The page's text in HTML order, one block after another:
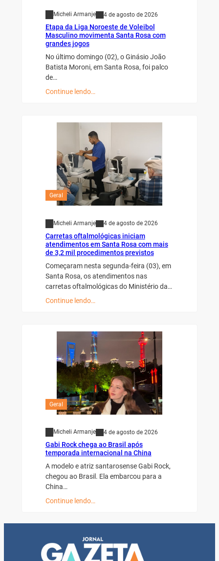
Micheli Armanje 4 de agosto de 2026
Etapa da Liga Noroeste de Voleibol
Masculino movimenta Santa Rosa com
grandes jogos
No último domingo (02), o Ginásio João
Batista Moroni, em Santa Rosa, foi palco
de…
Continue lendo…
Geral
Micheli Armanje 4 de agosto de 2026
Carretas oftalmológicas iniciam
atendimentos em Santa Rosa com mais
de 3,2 mil procedimentos previstos
Começaram nesta segunda-feira (03), em
Santa Rosa, os atendimentos nas
carretas oftalmológicas do Ministério da…
Continue lendo…
Geral
Micheli Armanje 4 de agosto de 2026
Gabi Rock chega ao Brasil após
temporada internacional na China
A modelo e atriz santarosense Gabi Rock,
chegou ao Brasil. Ela embarcou para a
China…
Continue lendo…